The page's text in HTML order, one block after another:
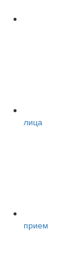
лица
прием